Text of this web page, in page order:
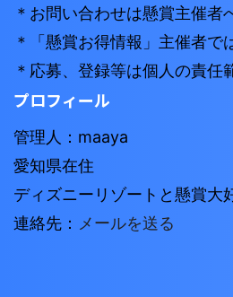
＊お問い合わせは懸賞主催者
＊「懸賞お得情報」主催者で
＊応募、登録等は個人の責任
プロフィール
管理人：maaya
愛知県在住
ディズニーリゾートと懸賞大
連絡先： メールを送る